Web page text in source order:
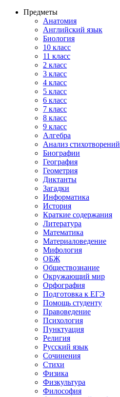
Предметы
Анатомия
Английский язык
Биология
10 класс
11 класс
2 класс
3 класс
4 класс
5 класс
6 класс
7 класс
8 класс
9 класс
Алгебра
Анализ стихотворений
Биографии
География
Геометрия
Диктанты
Загадки
Информатика
История
Краткие содержания
Литература
Математика
Материаловедение
Мифология
ОБЖ
Обществознание
Окружающий мир
Орфография
Подготовка к ЕГЭ
Помощь студенту
Правоведение
Психология
Пунктуация
Религия
Русский язык
Сочинения
Стихи
Физика
Физкультура
Философия